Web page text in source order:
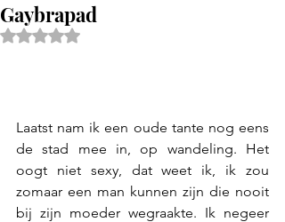
Gaybrapad
Beoordeeld met NaN uit 5 sterren.
Laatst nam ik een oude tante nog eens
de stad mee in, op wandeling. Het
oogt niet sexy, dat weet ik, ik zou
zomaar een man kunnen zijn die nooit
bij zijn moeder wegraakte. Ik negeer